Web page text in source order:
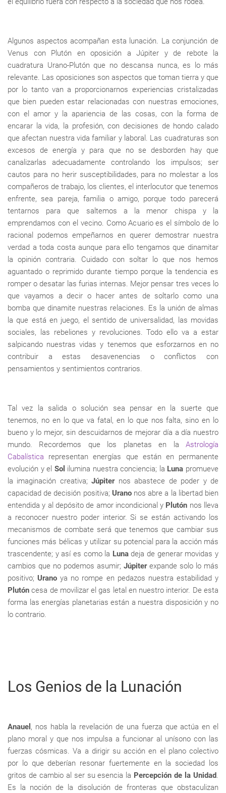
Algunos aspectos acompañan esta lunación. La conjunción de
Venus con Plutón en oposición a Júpiter y de rebote la
cuadratura Urano-Plutón que no descansa nunca, es lo más
relevante. Las oposiciones son aspectos que toman tierra y que
por lo tanto van a proporcionarnos experiencias cristalizadas
que bien pueden estar relacionadas con nuestras emociones,
con el amor y la apariencia de las cosas, con la forma de
encarar la vida, la profesión, con decisiones de hondo calado
que afectan nuestra vida familiar y laboral. Las cuadraturas son
excesos de energía y para que no se desborden hay que
canalizarlas adecuadamente controlando los impulsos; ser
cautos para no herir susceptibilidades, para no molestar a los
compañeros de trabajo, los clientes, el interlocutor que tenemos
enfrente, sea pareja, familia o amigo, porque todo parecerá
tentarnos para que saltemos a la menor chispa y la
emprendamos con el vecino. Como Acuario es el símbolo de lo
racional podemos empeñarnos en querer demostrar nuestra
verdad a toda costa aunque para ello tengamos que dinamitar
la opinión contraria. Cuidado con soltar lo que nos hemos
aguantado o reprimido durante tiempo porque la tendencia es
romper o desatar las furias internas. Mejor pensar tres veces lo
que vayamos a decir o hacer antes de soltarlo como una
bomba que dinamite nuestras relaciones. Es la unión de almas
la que está en juego, el sentido de universalidad, las movidas
sociales, las rebeliones y revoluciones. Todo ello va a estar
salpicando nuestras vidas y tenemos que esforzarnos en no
contribuir a estas desavenencias o conflictos con
pensamientos y sentimientos contrarios.
Tal vez la salida o solución sea pensar en la suerte que
tenemos, no en lo que va fatal, en lo que nos falta, sino en lo
bueno y lo mejor, sin descuidarnos de mejorar día a día nuestro
mundo. Recordemos que los planetas en la Astrología
Cabalística representan energías que están en permanente
evolución y el Sol ilumina nuestra conciencia; la Luna promueve
la imaginación creativa;Júpiternos abastece de poder y de
capacidad de decisión positiva; Uranonos abre a la libertad bien
entendida y al depósito de amor incondicional y Plutón nos lleva
a reconocer nuestro poder interior. Si se están activando los
mecanismos de combate será que tenemos que cambiar sus
funciones más bélicas y utilizar su potencial para la acción más
trascendente; y así es como la Lunadeja de generar movidas y
cambios que no podemos asumir; Júpiterexpande solo lo más
positivo;Urano ya no rompe en pedazos nuestra estabilidad y
Plutón cesa de movilizar el gas letal en nuestro interior. De esta
forma las energías planetarias están a nuestra disposición y no
lo contrario.
Los Genios de la Lunación
Anauel , nos habla la revelación de una fuerza que actúa en el
plano moral y que nos impulsa a funcionar al unísono con las
fuerzas cósmicas. Va a dirigir su acción en el plano colectivo
por lo que deberían resonar fuertemente en la sociedad los
gritos de cambio al ser su esencia la Percepción de la Unidad.
Es la noción de la disolución de fronteras que obstaculizan